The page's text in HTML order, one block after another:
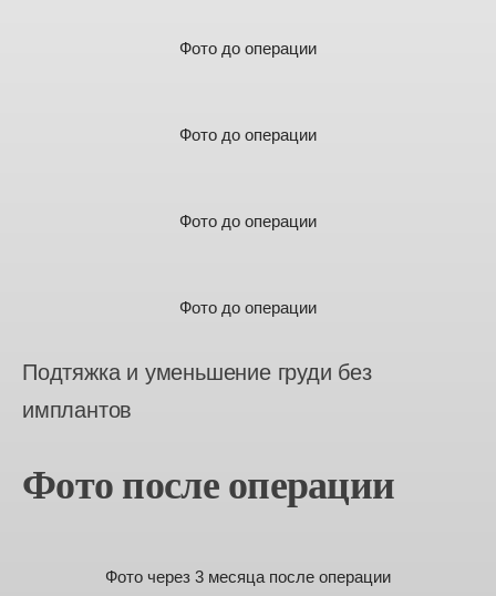
Фото до операции
Фото до операции
Фото до операции
Фото до операции
Подтяжка и уменьшение груди без
имплантов
Фото после операции
Фото через 3 месяца после операции